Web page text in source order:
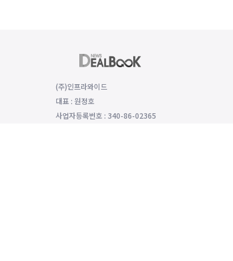
(주)인프라와이드
대표 : 원정호
사업자등록번호 : 340-86-02365